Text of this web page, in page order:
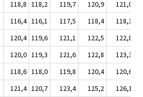
118,8 118,2 119,7 120,9
121,0
116,4 116,1 117,5 118,4
118,3
120,4 119,6 121,1 122,5
122,8
120,0 119,3 121,6 122,8
123,3
118,6 118,0 119,8 120,4
120,6
121,4 120,7 123,4 125,2
126,1